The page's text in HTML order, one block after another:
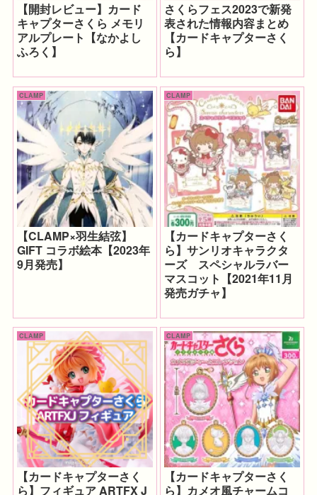
【開封レビュー】カード
キャプターさくら メモリ
アルプレート【なかよし
ふろく】
さくらフェス2023で新発
表された情報内容まとめ
【カードキャプターさく
ら】
CLAMP
【CLAMP×羽生結弦】
GIFT コラボ絵本【2023年
9月発売】
CLAMP
【カードキャプターさく
ら】サンリオキャラクタ
ーズ スペシャルラバー
マスコット【2021年11月
発売ガチャ】
CLAMP
【カードキャプターさく
ら】フィギュア ARTFX J
CLAMP
【カードキャプターさく
ら】カメオ風チャームコ